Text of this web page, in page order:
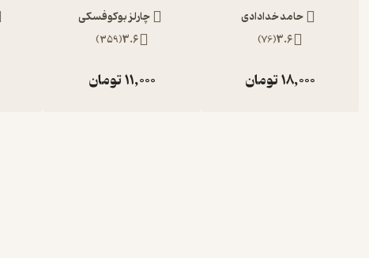
حامد خدادادی
3.6
(
76
)
18,000تومان
چارلز بوکوفسکی
3.6
(
359
)
11,000تومان